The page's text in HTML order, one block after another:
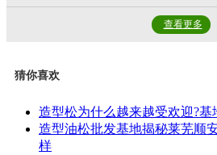
查看更多
猜你喜欢
造型松为什么越来越受欢迎?基
造型油松批发基地揭秘莱芜顺
样